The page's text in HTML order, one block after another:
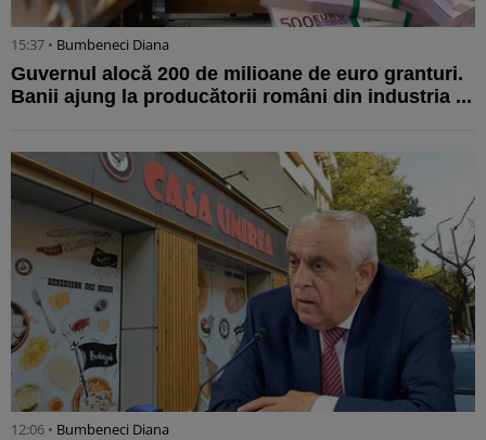
15:37 • Bumbeneci Diana
Guvernul alocă 200 de milioane de euro granturi.
Banii ajung la producătorii români din industria ...
12:06 • Bumbeneci Diana